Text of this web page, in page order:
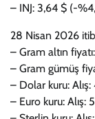
– INJ: 3,64 $ (-
28 Nisan 2026
– Gram altın
– Gram gümüş
– Dolar kuru:
– Euro kuru: Alış: